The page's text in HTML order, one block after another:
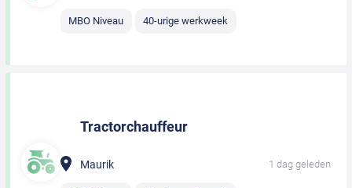
MBO Niveau 40-urige werkweek
Tractorchauffeur
Maurik 1 dag geleden